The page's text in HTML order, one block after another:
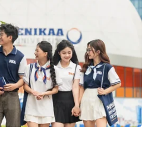
quan tâm sau vụ sập
phần mềm của công ty